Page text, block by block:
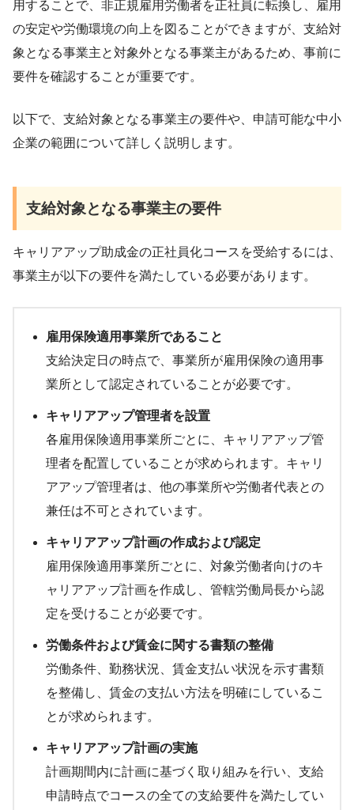
用することで、非正規雇用労働者を正社員に転換し、雇用
の安定や労働環境の向上を図ることができますが、支給対
象となる事業主と対象外となる事業主があるため、事前に
要件を確認することが重要です。
以下で、支給対象となる事業主の要件や、申請可能な中小
企業の範囲について詳しく説明します。
支給対象となる事業主の要件
キャリアアップ助成金の正社員化コースを受給するには、
事業主が以下の要件を満たしている必要があります。
雇用保険適用事業所であること
支給決定日の時点で、事業所が雇用保険の適用事
業所として認定されていることが必要です。
キャリアアップ管理者を設置
各雇用保険適用事業所ごとに、キャリアアップ管
理者を配置していることが求められます。キャリ
アアップ管理者は、他の事業所や労働者代表との
兼任は不可とされています。
キャリアアップ計画の作成および認定
雇用保険適用事業所ごとに、対象労働者向けのキ
ャリアアップ計画を作成し、管轄労働局長から認
定を受けることが必要です。
労働条件および賃金に関する書類の整備
労働条件、勤務状況、賃金支払い状況を示す書類
を整備し、賃金の支払い方法を明確にしているこ
とが求められます。
キャリアアップ計画の実施
計画期間内に計画に基づく取り組みを行い、支給
申請時点でコースの全ての支給要件を満たしてい